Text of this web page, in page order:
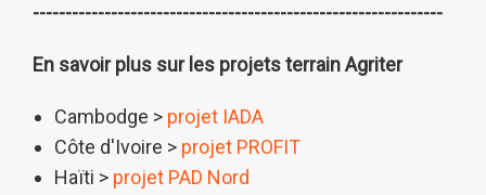
---------------------------------------------------------------
En savoir plus sur les projets terrain Agriter
Cambodge > projet IADA
Côte d'Ivoire > projet PROFIT
Haïti > projet PAD Nord